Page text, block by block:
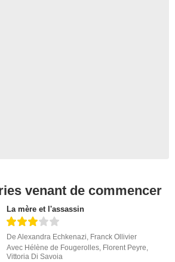
venant de commencer
La mère et l'assassin
DeAlexandra Echkenazi, Franck Ollivier
Avec Hélène de Fougerolles, Florent Peyre,
Vittoria Di Savoia